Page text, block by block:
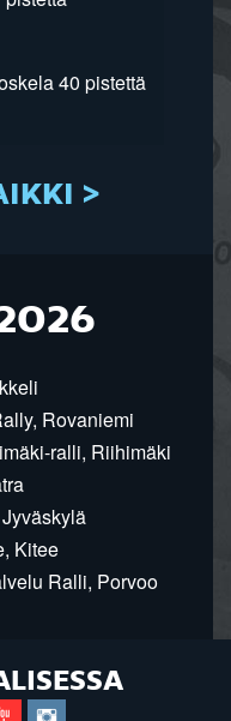
40 pistettä
>
Rovaniemi
ralli, Riihimäki
Kitee
Ralli, Porvoo